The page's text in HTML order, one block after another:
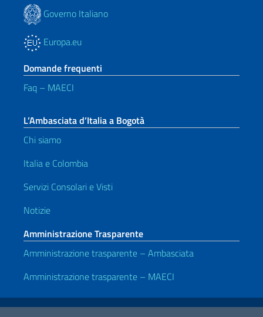
Governo Italiano
Europa.eu
Domande frequenti
Faq – MAECI
L’Ambasciata d’Italia a Bogotà
Chi siamo
Italia e Colombia
Servizi Consolari e Visti
Notizie
Amministrazione Trasparente
Amministrazione trasparente – Ambasciata
Amministrazione trasparente – MAECI
Link Utili